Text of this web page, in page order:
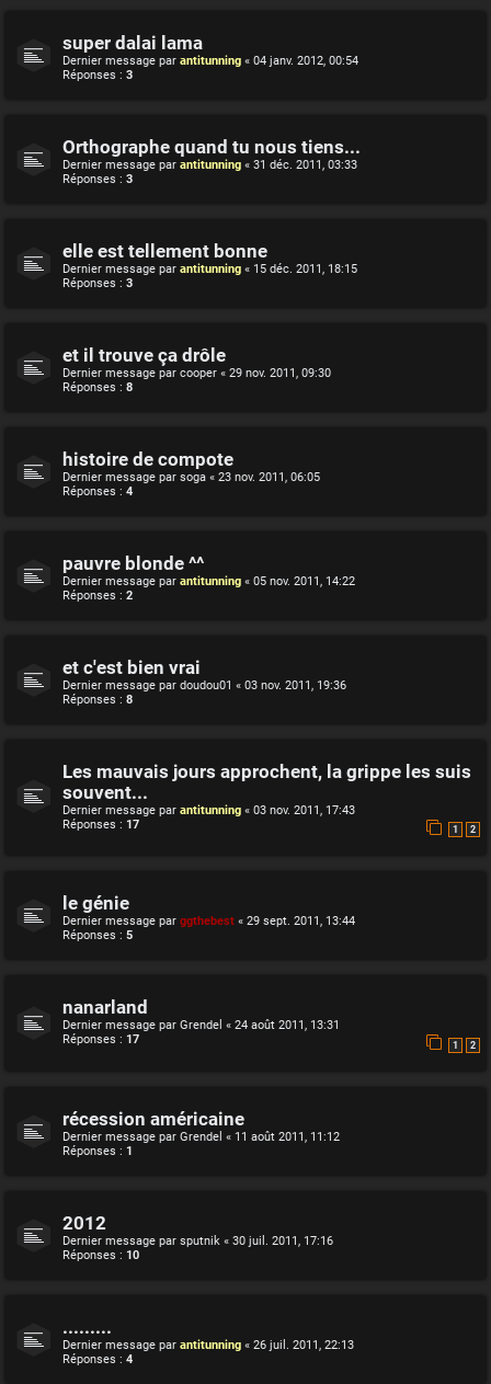
super dalai lama
Dernier message par antitunning « 04 janv. 2012, 00:54
Réponses : 3
Orthographe quand tu nous tiens...
Dernier message par antitunning « 31 déc. 2011, 03:33
Réponses : 3
elle est tellement bonne
Dernier message par antitunning « 15 déc. 2011, 18:15
Réponses : 3
et il trouve ça drôle
Dernier message par cooper « 29 nov. 2011, 09:30
Réponses : 8
histoire de compote
Dernier message par soga « 23 nov. 2011, 06:05
Réponses : 4
pauvre blonde ^^
Dernier message par antitunning « 05 nov. 2011, 14:22
Réponses : 2
et c'est bien vrai
Dernier message par doudou01 « 03 nov. 2011, 19:36
Réponses : 8
Les mauvais jours approchent, la grippe les suis
souvent...
Dernier message par antitunning « 03 nov. 2011, 17:43
Réponses : 17 1 2
le génie
Dernier message par ggthebest « 29 sept. 2011, 13:44
Réponses : 5
nanarland
Dernier message par Grendel « 24 août 2011, 13:31
Réponses : 17 1 2
récession américaine
Dernier message par Grendel « 11 août 2011, 11:12
Réponses : 1
2012
Dernier message par sputnik « 30 juil. 2011, 17:16
Réponses : 10
.........
Dernier message par antitunning « 26 juil. 2011, 22:13
Réponses : 4